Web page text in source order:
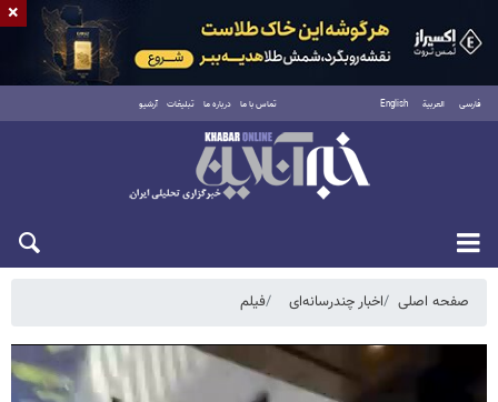
فارسی العربية English تماس با ما درباره ما تبلیغات آرشیو
یکشنبه ۱۸ مرداد ۱۴۰۵
صفحه اصلی اخبار چندرسانه‌ای فیلم
×